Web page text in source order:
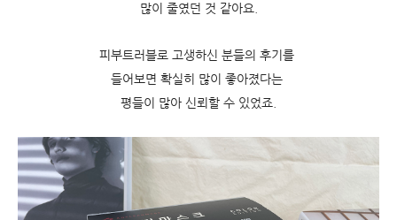
많이 줄였던 것 같아요.
피부트러블로 고생하신 분들의 후기를
들어보면 확실히 많이 좋아졌다는
평들이 많아 신뢰할 수 있었죠.